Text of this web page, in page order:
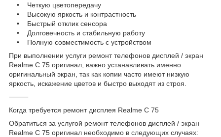
• Четкую цветопередачу
• Высокую яркость и контрастность
• Быстрый отклик сенсора
• Долговечность и стабильную работу
• Полную совместимость с устройством
При выполнении услуги ремонт телефонов дисплей / экран
Realme C 75 оригинал, важно устанавливать именно
оригинальный экран, так как копии часто имеют низкую
яркость, искажение цветов и быстро выходят из строя.
⸻
Когда требуется ремонт дисплея Realme C 75
Обратиться за услугой ремонт телефонов дисплей / экран
Realme C 75 оригинал необходимо в следующих случаях: